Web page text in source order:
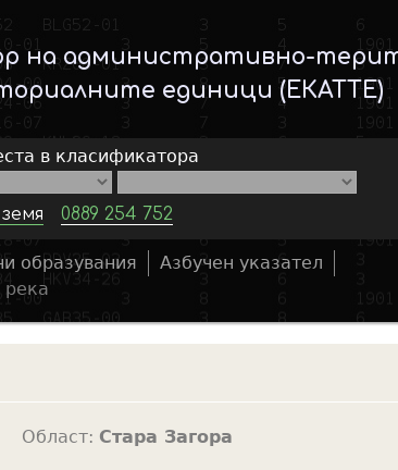
Skip
to
main
на административно-
единици (ЕКАТТЕ)
в класификатора
0889 254 752
a
c
образувания Азбучен указател
река
Област: Стара Загора